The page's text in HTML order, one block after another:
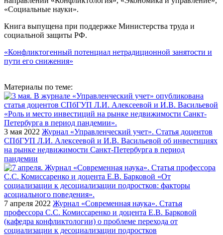
«Социальные науки».
Книга выпущена при поддержке Министерства труда и
социальной защиты РФ.
«Конфликтогенный потенциал нетрадиционной занятости и
пути его снижения»
Материалы по теме:
3 мая 2022 Журнал «Управленческий учет». Статья доцентов
СПбГУП Л.И. Алексеевой и И.В. Васильевой об инвестициях
на рынке недвижимости Санкт-Петербурга в период
пандемии
7 апреля 2022 Журнал «Современная наука». Статья
профессора С.С. Комиссаренко и доцента Е.В. Барковой
(кафедра конфликтологии) о проблеме перехода от
социализации к десоциализации подростков